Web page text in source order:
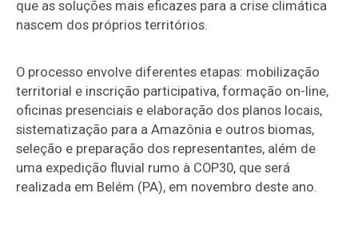
que as soluções mais eficazes para a crise climática
nascem dos próprios territórios.
O processo envolve diferentes etapas: mobilização
territorial e inscrição participativa, formação on-line,
oficinas presenciais e elaboração dos planos locais,
sistematização para a Amazônia e outros biomas,
seleção e preparação dos representantes, além de
uma expedição fluvial rumo à COP30, que será
realizada em Belém (PA), em novembro deste ano.